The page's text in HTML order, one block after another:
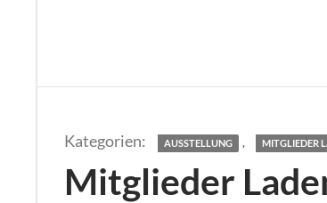
AUSSTELLUNG , MITGLIEDER
Mitglieder